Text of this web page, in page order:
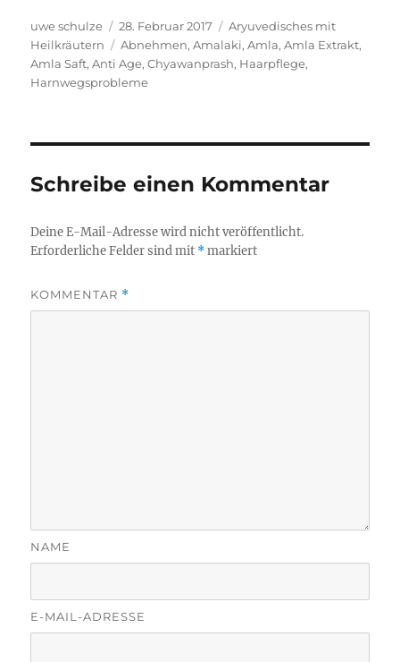
Autor
uwe schulze
Veröffentlicht
am
28. Februar 2017 Kategorien
Aryuvedisches mit
Heilkräutern
Schlagwörter
Abnehmen,Amalaki,Amla,Amla Extrakt,
Amla Saft,Anti Age,Chyawanprash, Haarpflege,
Harnwegsprobleme
Schreibe einen Kommentar
Deine E-Mail-Adresse wird nicht veröffentlicht.
Erforderliche Felder sind mit *markiert
KOMMENTAR *
NAME
E-MAIL-ADRESSE